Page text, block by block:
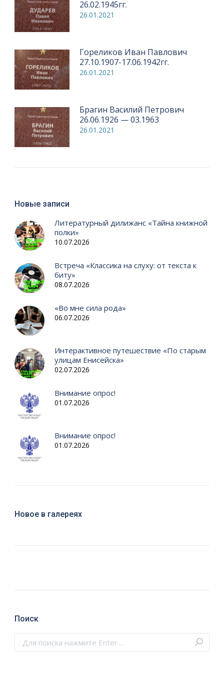
26.02.1945гг.
26.01.2021
Гореликов Иван Павлович
27.10.1907-17.06.1942гг.
26.01.2021
Брагин Василий Петрович
26.06.1926 — 03.1963
26.01.2021
Новые записи
Литературный дилижанс «Тайна книжной
полки»
10.07.2026
Встреча «Классика на слуху: от текста к
биту»
08.07.2026
«Во мне сила рода»
06.07.2026
Интерактивное путешествие «По старым
улицам Енисейска»
02.07.2026
Внимание опрос!
01.07.2026
Внимание опрос!
01.07.2026
Новое в галереях
Поиск